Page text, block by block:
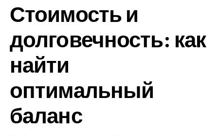
Стоимость и
долговечность: как
найти
оптимальный
баланс